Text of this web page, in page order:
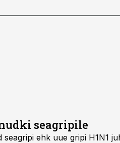
seagripile
Taanis on